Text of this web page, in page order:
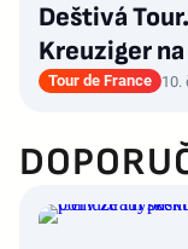
Deštivá
Kreuziger
Tour de France 10.